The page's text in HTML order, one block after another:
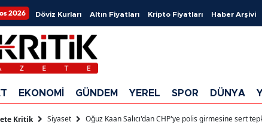
2026 Döviz Kurları Altın Fiyatları Kripto Fiyatları Haber Arşivi
EKONOMİ GÜNDEM YEREL SPOR DÜNYA
Kritik Siyaset Oğuz Kaan Salıcı'dan CHP'ye polis girmesine sert